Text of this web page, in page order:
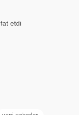
etdi